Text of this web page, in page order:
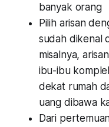
banyak orang
Pilih arisan
sudah dikenal
misalnya,
ibu-ibu
dekat rumah
uang dibawa
Dari